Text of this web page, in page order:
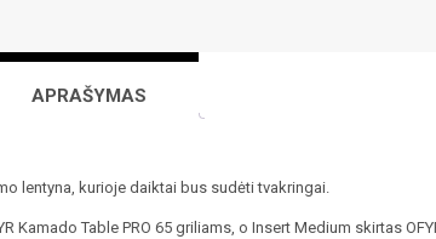
APRAŠYMAS
lentyna, kurioje daiktai bus sudėti tvakringai.
Kamado Table PRO 65 griliams, o Insert Medium skirtas